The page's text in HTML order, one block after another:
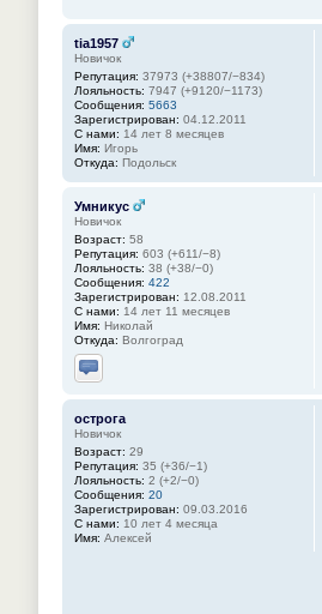
tia1957
Новичок
Репутация: 37973 (+38807/−834)
Лояльность: 7947 (+9120/−1173)
Сообщения: 5663
Зарегистрирован: 04.12.2011
С нами: 14 лет 8 месяцев
Имя: Игорь
Откуда: Подольск
Умникус
Новичок
Возраст: 58
Репутация: 603 (+611/−8)
Лояльность: 38 (+38/−0)
Сообщения: 422
Зарегистрирован: 12.08.2011
С нами: 14 лет 11 месяцев
Имя: Николай
Откуда: Волгоград
Отправить личное сообщение
острога
Новичок
Возраст: 29
Репутация: 35 (+36/−1)
Лояльность: 2 (+2/−0)
Сообщения: 20
Зарегистрирован: 09.03.2016
С нами: 10 лет 4 месяца
Имя: Алексей